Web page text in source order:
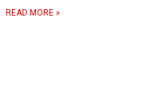
READ MORE »